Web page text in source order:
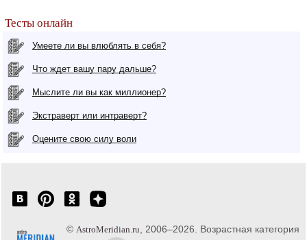
Тесты онлайн
Умеете ли вы влюблять в себя?
Что ждет вашу пару дальше?
Мыслите ли вы как миллионер?
Экстраверт или интраверт?
Оцените свою силу воли
© AstroMeridian.ru , 2006–2026. Возрастная категория